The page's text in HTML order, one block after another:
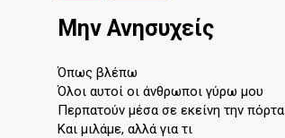
Μην Ανησυχείς
Όπως βλέπω
Όλοι αυτοί οι άνθρωποι γύρω μου
Περπατούν μέσα σε εκείνη την πόρτα
Και μιλάμε, αλλά για τι